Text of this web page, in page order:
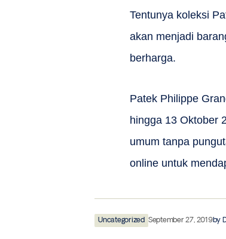
Tentunya koleksi
akan menjadi
berharga.
Patek Philippe
hingga 13 Oktober
umum tanpa
online untuk
Uncategorized September 27, 2019by